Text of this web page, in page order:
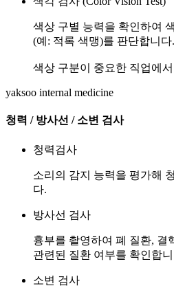
색상 구별 능력을 확인하여
(예: 적록 색맹)를 판단합니다.
색상 구분이 중요한 직업에
yaksoo internal medicine
청력 / 방사선 / 소변 검사
청력검사
소리의 감지 능력을 평가해
다.
방사선 검사
흉부를 촬영하여 폐 질환, 결
관련된 질환 여부를 확인합
소변 검사